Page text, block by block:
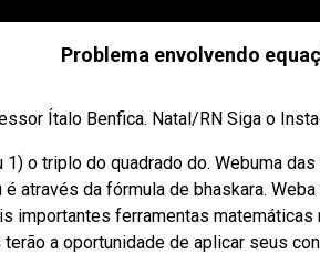
Problema envolvendo
Ítalo Benfica. Natal/RN Siga o
1) o triplo do quadrado do. Webuma
através da fórmula de bhaskara.
importantes ferramentas
a oportunidade de aplicar seus